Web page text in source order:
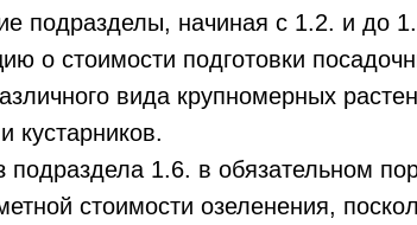
подразделы, начиная с 1.2. и до
о стоимости подготовки
вида крупномерных
кустарников.
подраздела 1.6. в обязательном
стоимости озеленения,